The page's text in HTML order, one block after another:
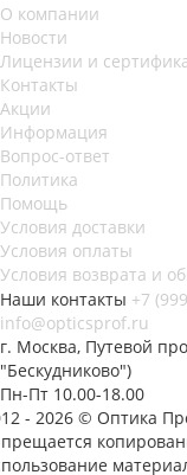
О компании
Новости
Лицензии и
Контакты
Акции
Информация
Вопрос-ответ
Политика
Помощь
Условия доставки
Условия оплаты
Условия возврата и
Наши контакты +7
info@opticsprof.ru
г. Москва, Путевой
"Бескудниково")
Пн-Пт 10.00-18.00
- 2026 © Оптика